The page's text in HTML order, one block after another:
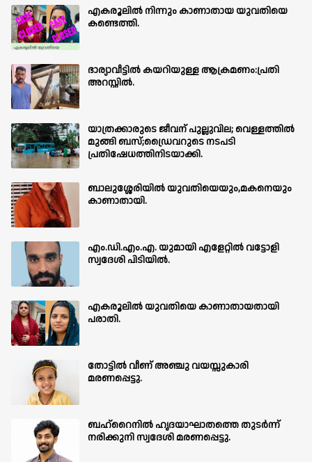
എകരൂലിൽ നിന്നും കാണാതായ യുവതിയെ
കണ്ടെത്തി.
ഭാര്യാവീട്ടിൽ കയറിയുള്ള ആക്രമണം:പ്രതി
അറസ്റ്റിൽ.
യാത്രക്കാരുടെ ജീവന് പുല്ലുവില; വെള്ളത്തിൽ
മുങ്ങി ബസ്;ഡ്രൈവറുടെ നടപടി
പ്രതിഷേധത്തിനിടയാക്കി.
ബാലുശ്ശേരിയില്‍ യുവതിയെയും,മകനെയും
കാണാതായി.
എം.ഡി.എം.എ. യുമായി എളേറ്റിൽ വട്ടോളി
സ്വദേശി പിടിയിൽ.
എകരൂലിൽ യുവതിയെ കാണാതായതായി
പരാതി.
തോട്ടിൽ വീണ് അഞ്ചു വയസ്സുകാരി
മരണപ്പെട്ടു.
ബഹ്‌റൈനിൽ ഹൃദയാഘാതത്തെ തുടർന്ന്
നരിക്കുനി സ്വദേശി മരണപ്പെട്ടു.